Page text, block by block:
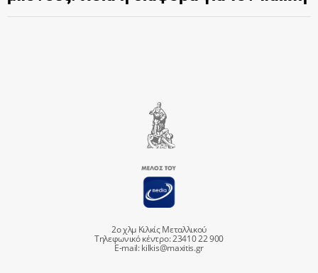
2ο χλμ Κιλκίς Μεταλλικού
Τηλεφωνικό κέντρο: 23410 22 900
E-mail:kilkis@maxitis.gr